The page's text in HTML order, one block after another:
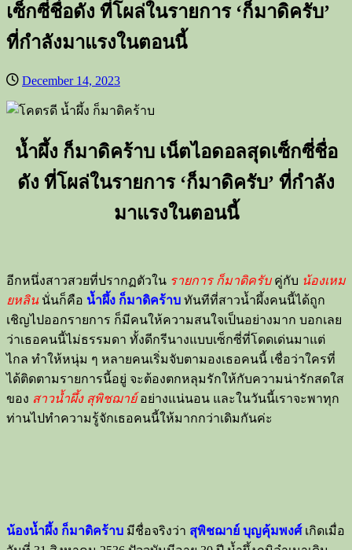
เซ็กซี่ชื่อดัง ที่โผล่ในรายการ ‘ก็มาดิครับ’
ที่กำลังมาแรงในตอนนี้
December 14, 2023
น้ำผึ้ง ก็มาดิคร้าบ เน็ตไอดอลสุดเซ็กซี่ชื่อ
ดัง ที่โผล่ในรายการ ‘ก็มาดิครับ’ ที่กำลัง
มาแรงในตอนนี้
อีกหนึ่งสาวสวยที่ปรากฏตัวใน รายการ ก็มาดิครับคู่กับ น้องเหม
ยหลิน นั่นก็คือ น้ำผึ้ง ก็มาดิคร้าบ ทันทีที่สาวน้ำผึ้งคนนี้ได้ถูก
เชิญไปออกรายการ ก็มีคนให้ความสนใจเป็นอย่างมาก บอกเลย
ว่าเธอคนนี้ไม่ธรรมดา ทั้งดีกรีนางแบบเซ็กซี่ที่โดดเด่นมาแต่
ไกล ทำให้หนุ่ม ๆ หลายคนเริ่มจับตามองเธอคนนี้ เชื่อว่าใครที่
ได้ติดตามรายการนี้อยู่ จะต้องตกหลุมรักให้กับความน่ารักสดใส
ของ สาวน้ำผึ้ง สุพิชฌาย์อย่างแน่นอน และในวันนี้เราจะพาทุก
ท่านไปทำความรู้จักเธอคนนี้ให้มากกว่าเดิมกันค่ะ
น้องน้ำผึ้ง ก็มาดิคร้าบ มีชื่อจริงว่า สุพิชฌาย์ บุญคุ้มพงศ์เกิดเมื่อ